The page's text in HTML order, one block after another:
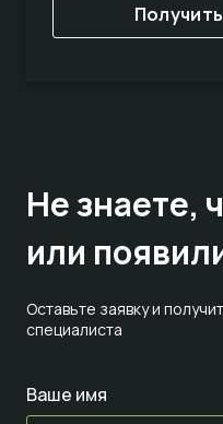
Оставьте заявку и
специалиста
Не знаете,
или
Ваше имя